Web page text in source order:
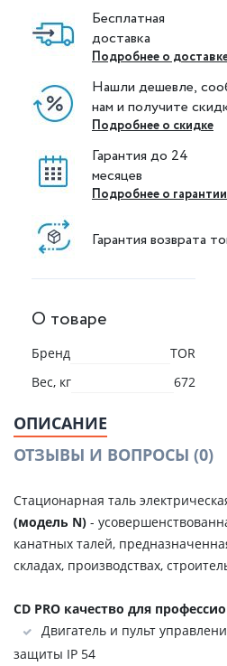
Бесплатная
доставка
Подробнее о
Нашли дешевле,
нам и получите
Подробнее о скидке
Гарантия до 24
месяцев
Подробнее о гарантии
Гарантия возврата
О товаре
Бренд
TOR
Вес, кг
672
ОПИСАНИЕ
ОТЗЫВЫ И ВОПРОСЫ (0)
Стационарная таль
(модель N) -
канатных талей,
складах, производствах,
CD PRO качество для
Двигатель и пульт
защиты IP 54